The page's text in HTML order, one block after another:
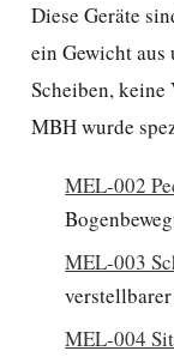
Diese Geräte
ein Gewicht
Scheiben,
MBH wurde
MEL-002
MEL-003
MEL-004